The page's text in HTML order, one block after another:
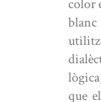
color
que